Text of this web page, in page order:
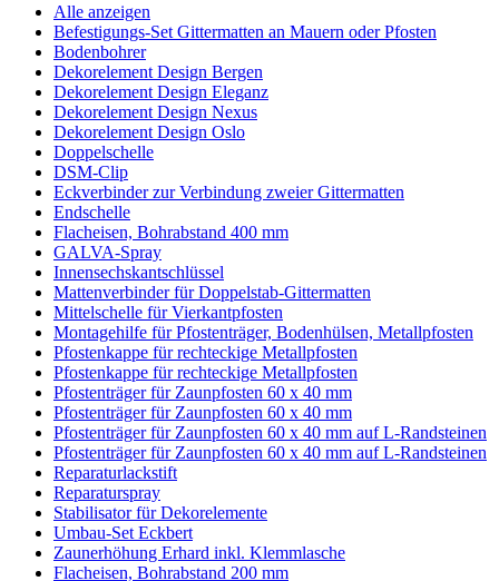
Alle anzeigen
Befestigungs-Set Gittermatten an Mauern oder Pfosten
Bodenbohrer
Dekorelement Design Bergen
Dekorelement Design Eleganz
Dekorelement Design Nexus
Dekorelement Design Oslo
Doppelschelle
DSM-Clip
Eckverbinder zur Verbindung zweier Gittermatten
Endschelle
Flacheisen, Bohrabstand 400 mm
GALVA-Spray
Innensechskantschlüssel
Mattenverbinder für Doppelstab-Gittermatten
Mittelschelle für Vierkantpfosten
Montagehilfe für Pfostenträger, Bodenhülsen, Metallpfosten
Pfostenkappe für rechteckige Metallpfosten
Pfostenkappe für rechteckige Metallpfosten
Pfostenträger für Zaunpfosten 60 x 40 mm
Pfostenträger für Zaunpfosten 60 x 40 mm
Pfostenträger für Zaunpfosten 60 x 40 mm auf L-Randsteinen
Pfostenträger für Zaunpfosten 60 x 40 mm auf L-Randsteinen
Reparaturlackstift
Reparaturspray
Stabilisator für Dekorelemente
Umbau-Set Eckbert
Zaunerhöhung Erhard inkl. Klemmlasche
Flacheisen, Bohrabstand 200 mm